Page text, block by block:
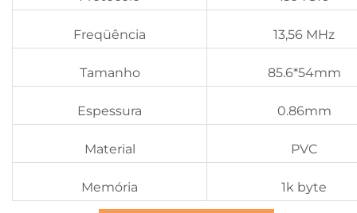
Freqüência 13,56 MHz
Tamanho 85.6*54mm
Espessura 0.86mm
Material PVC
Memória 1k byte